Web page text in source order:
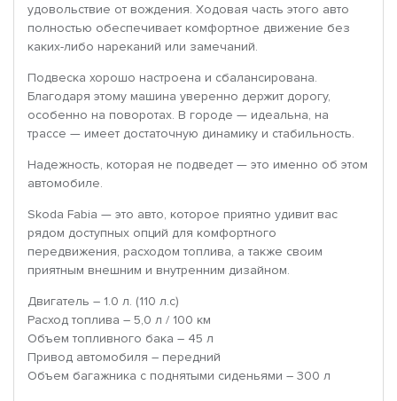
удовольствие от вождения. Ходовая часть этого авто
полностью обеспечивает комфортное движение без
каких-либо нареканий или замечаний.
Подвеска хорошо настроена и сбалансирована.
Благодаря этому машина уверенно держит дорогу,
особенно на поворотах. В городе — идеальна, на
трассе — имеет достаточную динамику и стабильность.
Надежность, которая не подведет — это именно об этом
автомобиле.
Skoda Fabia — это авто, которое приятно удивит вас
рядом доступных опций для комфортного
передвижения, расходом топлива, а также своим
приятным внешним и внутренним дизайном.
Двигатель – 1.0 л. (110 л.с)
Расход топлива – 5,0 л / 100 км
Объем топливного бака – 45 л
Привод автомобиля – передний
Объем багажника с поднятыми сиденьями – 300 л